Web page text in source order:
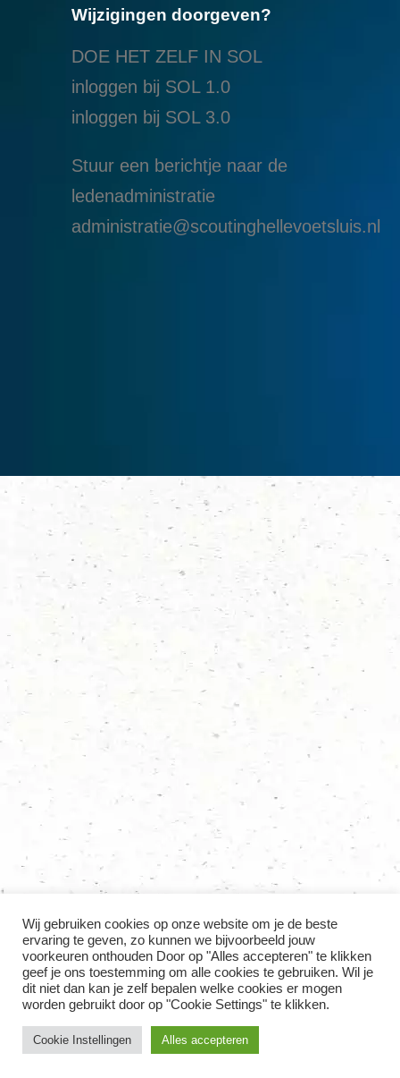
Wijzigingen doorgeven?
DOE HET ZELF IN SOL
inloggen bij SOL 1.0
inloggen bij SOL 3.0
Stuur een berichtje naar de
ledenadministratie
administratie@scoutinghellevoetsluis.nl
Wij gebruiken cookies op onze website om je de beste
ervaring te geven, zo kunnen we bijvoorbeeld jouw
voorkeuren onthouden Door op "Alles accepteren" te klikken
geef je ons toestemming om alle cookies te gebruiken. Wil je
dit niet dan kan je zelf bepalen welke cookies er mogen
worden gebruikt door op "Cookie Settings" te klikken.
Cookie Instellingen Alles accepteren